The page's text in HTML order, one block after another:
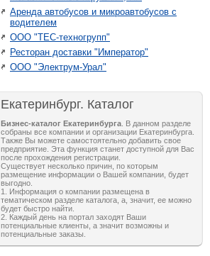
Аренда автобусов и микроавтобусов с
водителем
ООО "ТЕС-техногрупп"
Ресторан доставки "Император"
ООО "Электрум-Урал"
Екатеринбург. Каталог
Бизнес-каталог Екатеринбурга . В данном разделе
собраны все компании и организации Екатеринбурга.
Также Вы можете самостоятельно добавить свое
предприятие. Эта функция станет доступной для Вас
после прохождения регистрации.
Существует несколько причин, по которым
размещение информации о Вашей компании, будет
выгодно.
1. Информация о компании размещена в
тематическом разделе каталога, а, значит, ее можно
будет быстро найти.
2. Каждый день на портал заходят Ваши
потенциальные клиенты, а значит возможны и
потенциальные заказы.